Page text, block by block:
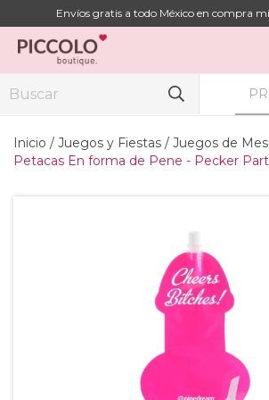
Envíos gratis a todo México en compra
Inicio / Juegos y Fiestas / Juegos de
Petacas En forma de Pene - Pecker